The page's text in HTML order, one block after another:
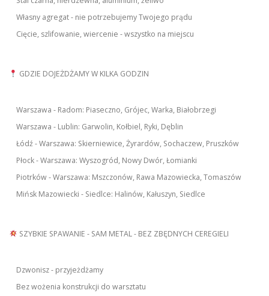
Własny agregat - nie potrzebujemy Twojego prądu
Cięcie, szlifowanie, wiercenie - wszystko na miejscu
GDZIE DOJEŻDŻAMY W KILKA GODZIN
Warszawa - Radom: Piaseczno, Grójec, Warka, Białobrzegi
Warszawa - Lublin: Garwolin, Kołbiel, Ryki, Dęblin
Łódź - Warszawa: Skierniewice, Żyrardów, Sochaczew, Pruszków
Płock - Warszawa: Wyszogród, Nowy Dwór, Łomianki
Piotrków - Warszawa: Mszczonów, Rawa Mazowiecka, Tomaszów
Mińsk Mazowiecki - Siedlce: Halinów, Kałuszyn, Siedlce
SZYBKIE SPAWANIE - SAM METAL - BEZ ZBĘDNYCH CEREGIELI
Dzwonisz - przyjeżdżamy
Bez wożenia konstrukcji do warsztatu